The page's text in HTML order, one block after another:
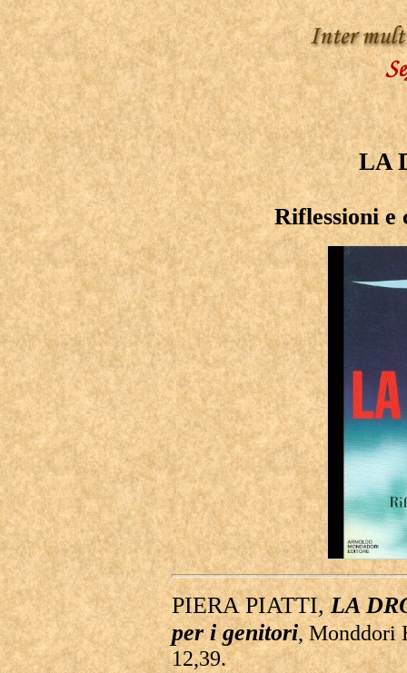
LA
Riflessioni e
PIERA PIATTI,LA
per i genitori, Monddori
12,39.